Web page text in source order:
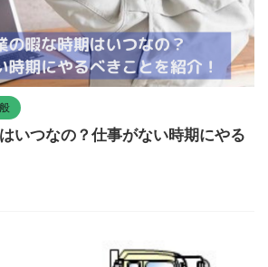
いつなの？仕事がない時期にやる